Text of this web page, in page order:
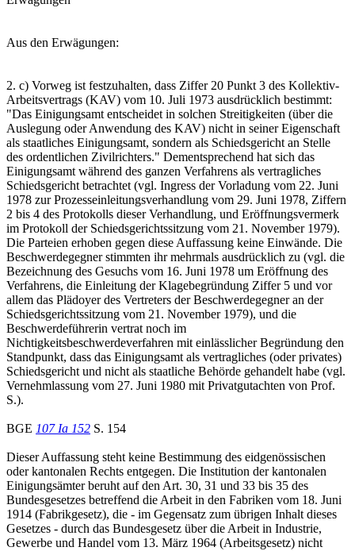
Aus den Erwägungen:
2. c) Vorweg ist festzuhalten, dass Ziffer 20 Punkt 3 des Kollektiv-
Arbeitsvertrags (KAV) vom 10. Juli 1973 ausdrücklich bestimmt:
"Das Einigungsamt entscheidet in solchen Streitigkeiten (über die
Auslegung oder Anwendung des KAV) nicht in seiner Eigenschaft
als staatliches Einigungsamt, sondern als Schiedsgericht an Stelle
des ordentlichen Zivilrichters." Dementsprechend hat sich das
Einigungsamt während des ganzen Verfahrens als vertragliches
Schiedsgericht betrachtet (vgl. Ingress der Vorladung vom 22. Juni
1978 zur Prozesseinleitungsverhandlung vom 29. Juni 1978, Ziffern
2 bis 4 des Protokolls dieser Verhandlung, und Eröffnungsvermerk
im Protokoll der Schiedsgerichtssitzung vom 21. November 1979).
Die Parteien erhoben gegen diese Auffassung keine Einwände. Die
Beschwerdegegner stimmten ihr mehrmals ausdrücklich zu (vgl. die
Bezeichnung des Gesuchs vom 16. Juni 1978 um Eröffnung des
Verfahrens, die Einleitung der Klagebegründung Ziffer 5 und vor
allem das Plädoyer des Vertreters der Beschwerdegegner an der
Schiedsgerichtssitzung vom 21. November 1979), und die
Beschwerdeführerin vertrat noch im
Nichtigkeitsbeschwerdeverfahren mit einlässlicher Begründung den
Standpunkt, dass das Einigungsamt als vertragliches (oder privates)
Schiedsgericht und nicht als staatliche Behörde gehandelt habe (vgl.
Vernehmlassung vom 27. Juni 1980 mit Privatgutachten von Prof.
S.).
BGE 107 Ia 152 S. 154
Dieser Auffassung steht keine Bestimmung des eidgenössischen
oder kantonalen Rechts entgegen. Die Institution der kantonalen
Einigungsämter beruht auf den Art. 30, 31 und 33 bis 35 des
Bundesgesetzes betreffend die Arbeit in den Fabriken vom 18. Juni
1914 (Fabrikgesetz), die - im Gegensatz zum übrigen Inhalt dieses
Gesetzes - durch das Bundesgesetz über die Arbeit in Industrie,
Gewerbe und Handel vom 13. März 1964 (Arbeitsgesetz) nicht